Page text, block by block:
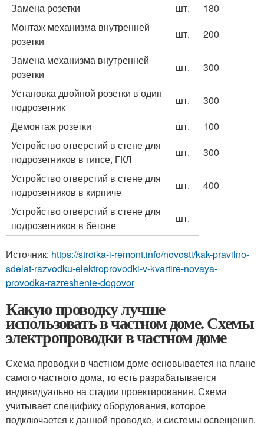
Замена розетки
шт.
180
Монтаж механизма внутренней
розетки
шт.
200
Замена механизма внутренней
розетки
шт.
300
Установка двойной розетки в один
подрозетник
шт.
300
Демонтаж розетки
шт.
100
Устройство отверстий в стене для
подрозетников в гипсе, ГКЛ
шт.
300
Устройство отверстий в стене для
подрозетников в кирпиче
шт.
400
Устройство отверстий в стене для
подрозетников в бетоне
шт.
Источник: https://stroika-i-remont.info/novosti/kak-pravilno-
sdelat-razvodku-elektroprovodki-v-kvartire-novaya-
provodka-razreshenie-dogovor
Какую проводку лучше
использовать в частном доме. Схемы
электропроводки в частном доме
Схема проводки в частном доме основывается на плане
самого частного дома, то есть разрабатывается
индивидуально на стадии проектирования. Схема
учитывает специфику оборудования, которое
подключается к данной проводке, и системы освещения.